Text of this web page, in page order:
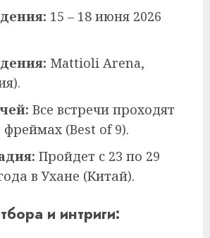
15 – 18 июня 2026
Mattioli Arena,
Все встречи проходят
(Best of 9).
Пройдет с 23 по 29
в Ухане (Китай).
и интриги: